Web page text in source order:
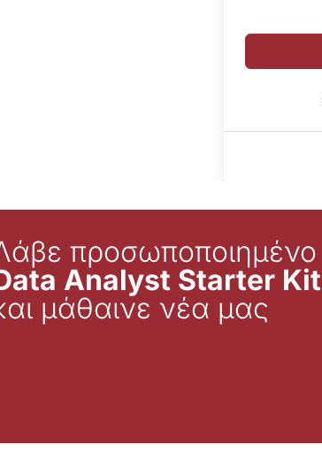
προσωποποιημένο
Analyst Starter Kit
μάθαινε νέα μας